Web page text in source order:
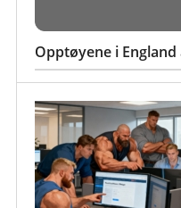
Opptøyene i England